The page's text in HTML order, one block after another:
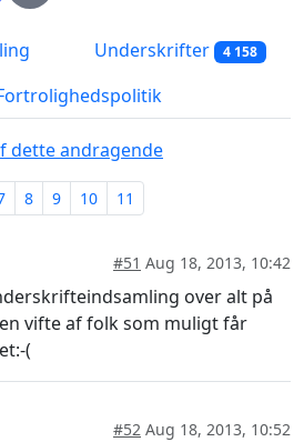
Underskrifter 4 158
dette andragende
8 9 10 11
#51 Aug 18, 2013, 10:42
over alt på
vifte af folk som muligt får
(
#52 Aug 18, 2013, 10:52